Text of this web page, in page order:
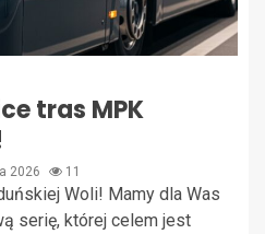
tras MPK
2026 11
Woli! Mamy dla Was
serię, której celem jest